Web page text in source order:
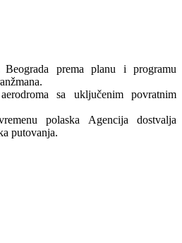
prema planu i programu
sa uključenim povratnim
polaska Agencija dostvalja
putovanja.